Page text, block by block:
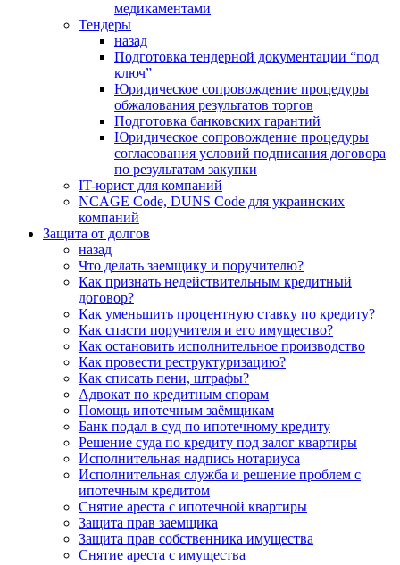
медикаментами
Тендеры
назад
Подготовка тендерной документации “под
ключ”
Юридическое сопровождение процедуры
обжалования результатов торгов
Подготовка банковских гарантий
Юридическое сопровождение процедуры
согласования условий подписания договора
по результатам закупки
IT-юрист для компаний
NCAGE Code, DUNS Code для украинских
компаний
Защита от долгов
назад
Что делать заемщику и поручителю?
Как признать недействительным кредитный
договор?
Как уменьшить процентную ставку по кредиту?
Как спасти поручителя и его имущество?
Как остановить исполнительное производство
Как провести реструктуризацию?
Как списать пени, штрафы?
Адвокат по кредитным спорам
Помощь ипотечным заёмщикам
Банк подал в суд по ипотечному кредиту
Решение суда по кредиту под залог квартиры
Исполнительная надпись нотариуса
Исполнительная служба и решение проблем с
ипотечным кредитом
Снятие ареста с ипотечной квартиры
Защита прав заемщика
Защита прав собственника имущества
Снятие ареста с имущества